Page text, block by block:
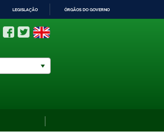
LEGISLAÇÃO ÓRGÃOS DO GOVERNO